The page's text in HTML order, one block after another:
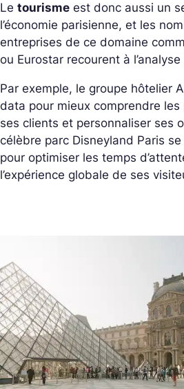
Le tourisme est donc aussi un
l’économie parisienne, et les
entreprises de ce domaine
ou Eurostar recourent à
Par exemple, le groupe hôtelier
data pour mieux comprendre
ses clients et personnaliser ses
célèbre parc Disneyland Paris se
pour optimiser les temps
l’expérience globale de ses